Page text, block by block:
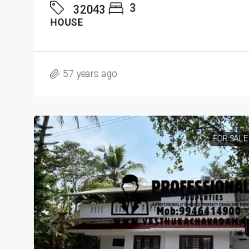
32043 3
HOUSE
57 years ago
FOR SALE